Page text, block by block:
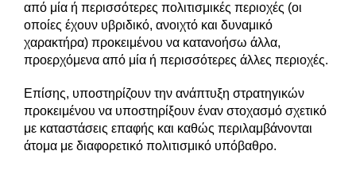
από μία ή περισσότερες πολιτισμικές περιοχές (οι
οποίες έχουν υβριδικό, ανοιχτό και δυναμικό
χαρακτήρα) προκειμένου να κατανοήσω άλλα,
προερχόμενα από μία ή περισσότερες άλλες περιοχές.
Επίσης, υποστηρίζουν την ανάπτυξη στρατηγικών
προκειμένου να υποστηρίξουν έναν στοχασμό σχετικό
με καταστάσεις επαφής και καθώς περιλαμβάνονται
άτομα με διαφορετικό πολιτισμικό υπόβαθρο.